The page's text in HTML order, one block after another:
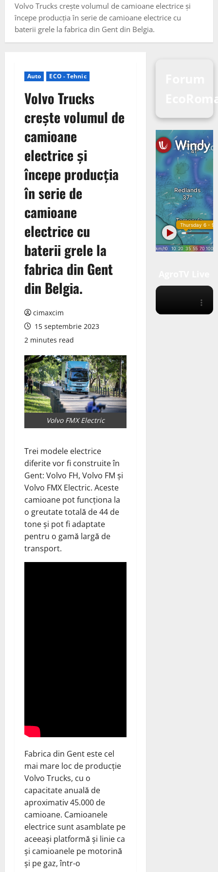
Volvo Trucks crește volumul de camioane electrice și
începe producția în serie de camioane electrice cu
baterii grele la fabrica din Gent din Belgia.
Auto ECO - Tehnic
Volvo Trucks
crește volumul de
camioane
electrice și
începe producția
în serie de
camioane
electrice cu
baterii grele la
fabrica din Gent
din Belgia.
cimaxcim
15 septembrie 2023
2 minutes read
Volvo FMX Electric
Trei modele electrice
diferite vor fi construite în
Gent: Volvo FH, Volvo FM și
Volvo FMX Electric. Aceste
camioane pot funcționa la
o greutate totală de 44 de
tone și pot fi adaptate
pentru o gamă largă de
transport.
Fabrica din Gent este cel
mai mare loc de producție
Volvo Trucks, cu o
capacitate anuală de
aproximativ 45.000 de
camioane. Camioanele
electrice sunt asamblate pe
aceeași platformă și linie ca
și camioanele pe motorină
și pe gaz, într-o